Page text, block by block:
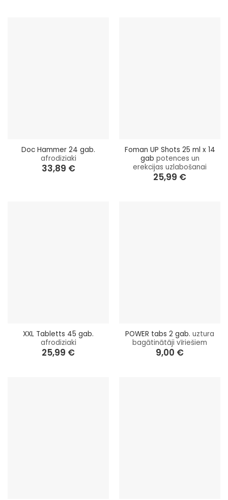
Doc Hammer 24 gab.
afrodiziaki
33,89 €
Foman UP Shots 25 ml x 14
gab potences un
erekcijas uzlabošanai
25,99 €
XXL Tabletts 45 gab.
afrodiziaki
25,99 €
POWER tabs 2 gab. uztura
bagātinātāji vīriešiem
9,00 €